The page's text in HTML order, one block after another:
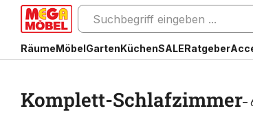
RäumeMöbelGartenKüchenSALERatgeber
Komplett-Schlafzimmer–